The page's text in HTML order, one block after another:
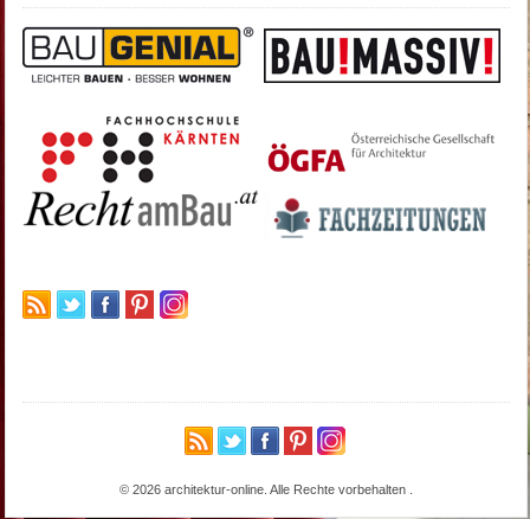
© 2026 architektur-online. Alle Rechte vorbehalten .